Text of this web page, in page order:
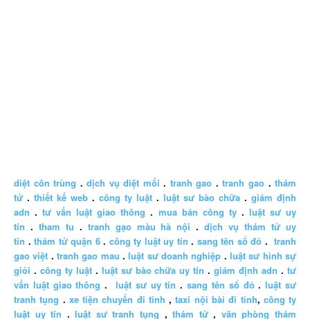
diệt côn trùng .dịch vụ diệt mối . tranh gao .tranh gao .thám
tử . thiết kế web . công ty luật . luật sư bào chữa . giám định
adn .tư vấn luật giao thông . mua bán công ty. luật sư uy
tín . tham tu . tranh gạo màu hà nội .dịch vụ thám tử uy
tín .thám tử quận 6. công ty luật uy tín . sang tên sổ đỏ .tranh
gao việt .tranh gao mau .luật sư doanh nghiệp .luật sư hình sự
giỏi . công ty luật. luật sư bào chữa uy tín .giám định adn .tư
vấn luật giao thông . luật sư uy tín .sang tên sổ đỏ.luật sư
tranh tụng . xe tiện chuyến đi tỉnh ,taxi nội bài đi tỉnh, công ty
luật uy tín .luật sư tranh tụng ,thám tử, văn phòng thám